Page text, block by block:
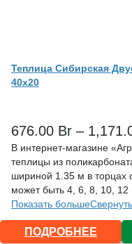
Теплица Сибирская
40х20
676.00 Br –
В интернет-магазине
теплицы из
шириной 1.35 м в торцах
может быть 4, 6, 8, 10, 12
Показать большеСвернуть
ПОДРОБНЕЕ